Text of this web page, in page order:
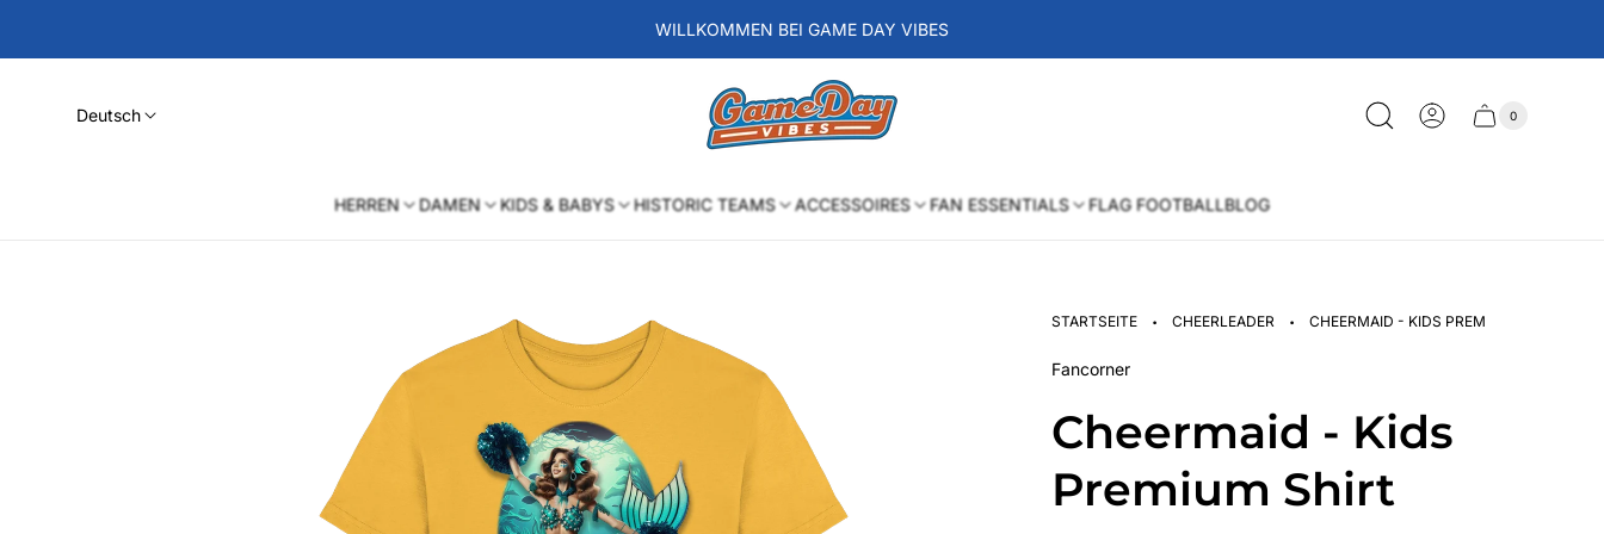
WILLKOMMEN BEI GAME DAY VIBES
Deutsch
Laden-
Logo
Schublade
Anzahl
0
HERREN DAMEN KIDS & BABYS HISTORIC TEAMS ACCESSOIRES FAN ESSENTIALS FLAG FOOTBALLBLOG
STARTSEITE · CHEERLEADER · CHEERMAID - KIDS PREMIUM SHIRT
Fancorner
Cheermaid - Kids
Premium Shirt